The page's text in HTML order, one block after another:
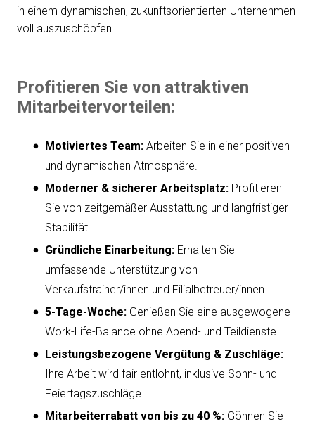
in einem dynamischen, zukunftsorientierten Unternehmen
voll auszuschöpfen.
Profitieren Sie von attraktiven
Mitarbeitervorteilen:
Motiviertes Team: Arbeiten Sie in einer positiven
und dynamischen Atmosphäre.
Moderner & sicherer Arbeitsplatz: Profitieren
Sie von zeitgemäßer Ausstattung und langfristiger
Stabilität.
Gründliche Einarbeitung: Erhalten Sie
umfassende Unterstützung von
Verkaufstrainer/innen und Filialbetreuer/innen.
5-Tage-Woche: Genießen Sie eine ausgewogene
Work-Life-Balance ohne Abend- und Teildienste.
Leistungsbezogene Vergütung & Zuschläge:
Ihre Arbeit wird fair entlohnt, inklusive Sonn- und
Feiertagszuschläge.
Mitarbeiterrabatt von bis zu 40 %: Gönnen Sie